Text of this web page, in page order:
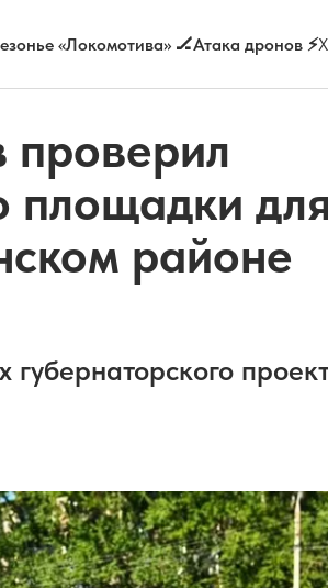
«Локомотива» 🏒Атака дронов ⚡
проверил
площадки
районе
губернаторского